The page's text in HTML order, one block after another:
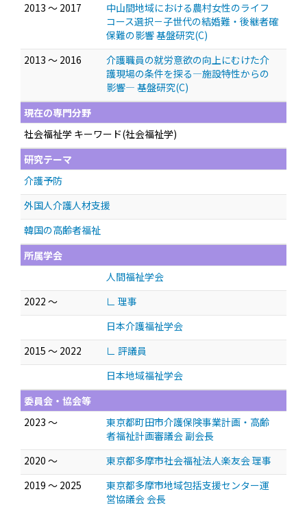
2013 ～ 2017
中山間地域における農村女性のライフ
コース選択－子世代の結婚難・後継者確
保難の影響 基盤研究(C)
2013 ～ 2016
介護職員の就労意欲の向上にむけた介
護現場の条件を探る―施設特性からの
影響― 基盤研究(C)
現在の専門分野
社会福祉学 キーワード(社会福祉学)
研究テーマ
介護予防
外国人介護人材支援
韓国の高齢者福祉
所属学会
人間福祉学会
2022 ～
∟ 理事
日本介護福祉学会
2015 ～ 2022
∟ 評議員
日本地域福祉学会
委員会・協会等
2023 ～
東京都町田市介護保険事業計画・高齢
者福祉計画審議会 副会長
2020 ～
東京都多摩市社会福祉法人楽友会 理事
2019 ～ 2025
東京都多摩市地域包括支援センター運
営協議会 会長